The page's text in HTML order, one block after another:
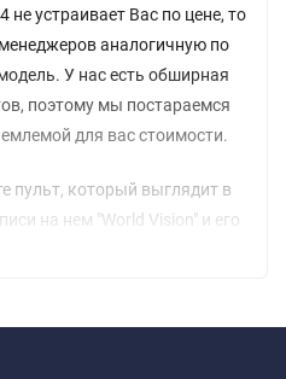
не устраивает Вас по цене, то
аналогичную по
У нас есть обширная
поэтому мы постараемся
для вас стоимости.
пульт, который выглядит в
на нем "World Vision" и его
сомневаться, и сразу класть